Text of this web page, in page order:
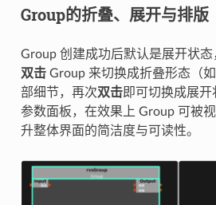
Group的折叠、展开与排版
Group 创建成功后默认是展开状
双击Group 来切换成折叠形态（
部细节，再次双击即可切换成展开
参数面板，在效果上 Group 可被
升整体界面的简洁度与可读性。